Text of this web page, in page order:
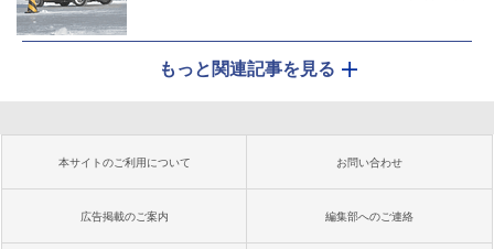
もっと関連記事を見る
本サイトのご利用について お問い合わせ
広告掲載のご案内 編集部へのご連絡